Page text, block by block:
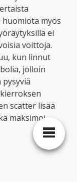
myös
ei
voittoja.
kun linnut
jolloin
scatter lisää
maksimoi